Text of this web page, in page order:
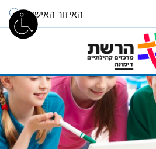
האיזור האישי